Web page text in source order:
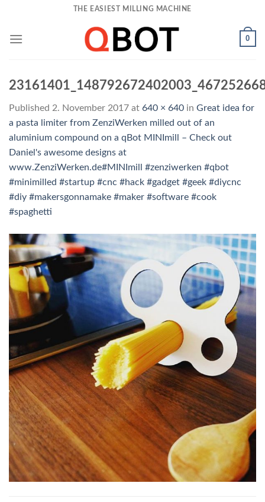
content
THE EASIEST MILLING MACHINE
0
Published 2. November 2017 at 640 × 640 in Great idea for
a pasta limiter from ZenziWerken milled out of an
aluminium compound on a qBot MINImill – Check out
Daniel's awesome designs at
www.ZenziWerken.de#MINImill #zenziwerken #qbot
#minimilled #startup #cnc #hack #gadget #geek #diycnc
#diy #makersgonnamake #maker #software #cook
#spaghetti